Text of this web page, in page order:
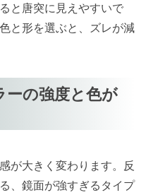
と唐突に見えやすいで
と形を選ぶと、ズレが減
ーの強度と色が
が大きく変わります。反
、鏡面が強すぎるタイプ